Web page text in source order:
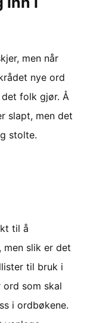
men når
nye ord
folk gjør. Å
slapt, men det
stolte.
til å
men slik er det
til bruk i
ord som skal
i ordbøkene.